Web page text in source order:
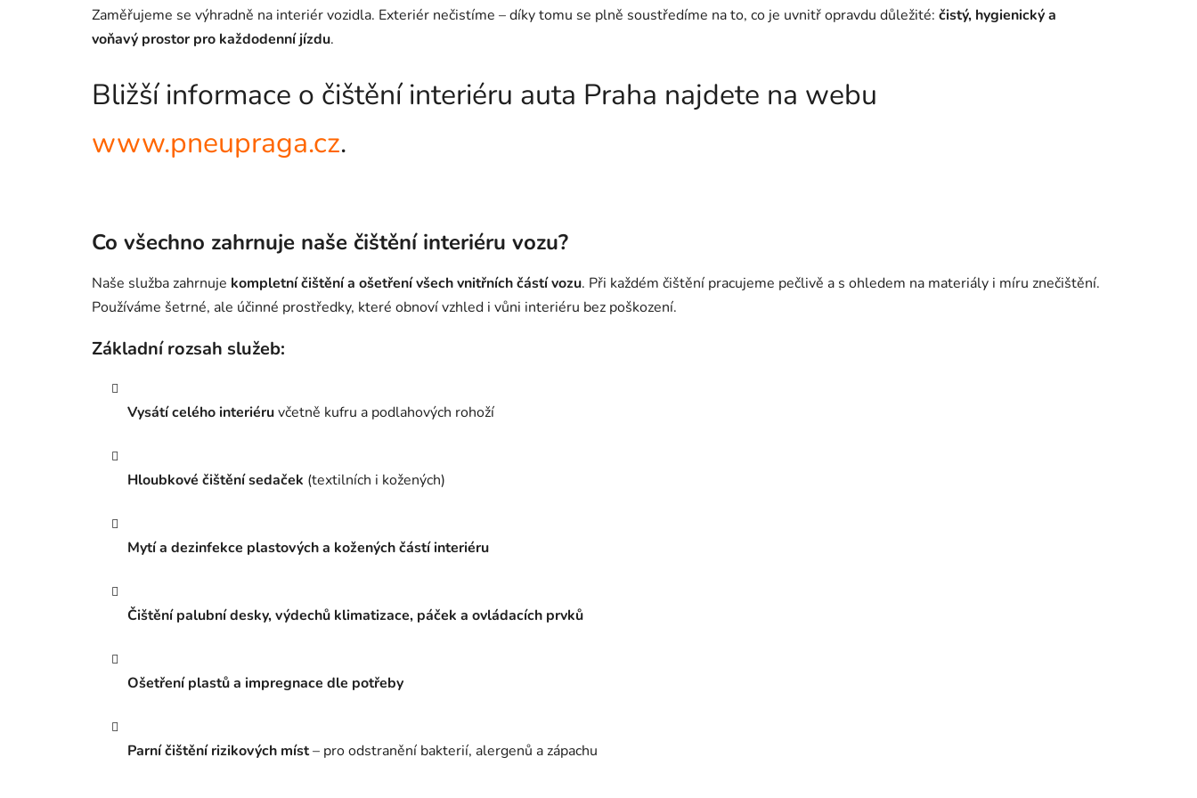
Zaměřujeme se výhradně na interiér vozidla. Exteriér nečistíme – díky tomu se plně soustředíme na to, co je uvnitř opravdu důležité: čistý, hygienický a
voňavý prostor pro každodenní jízdu.
Bližší informace o čištění interiéru auta Praha najdete na webu
www.pneupraga.cz.
Co všechno zahrnuje naše čištění interiéru vozu?
Naše služba zahrnuje kompletní čištění a ošetření všech vnitřních částí vozu. Při každém čištění pracujeme pečlivě a s ohledem na materiály i míru znečištění.
Používáme šetrné, ale účinné prostředky, které obnoví vzhled i vůni interiéru bez poškození.
Základní rozsah služeb:
Vysátí celého interiéruvčetně kufru a podlahových rohoží
Hloubkové čištění sedaček (textilních i kožených)
Mytí a dezinfekce plastových a kožených částí interiéru
Čištění palubní desky, výdechů klimatizace, páček a ovládacích prvků
Ošetření plastů a impregnace dle potřeby
Parní čištění rizikových míst– pro odstranění bakterií, alergenů a zápachu